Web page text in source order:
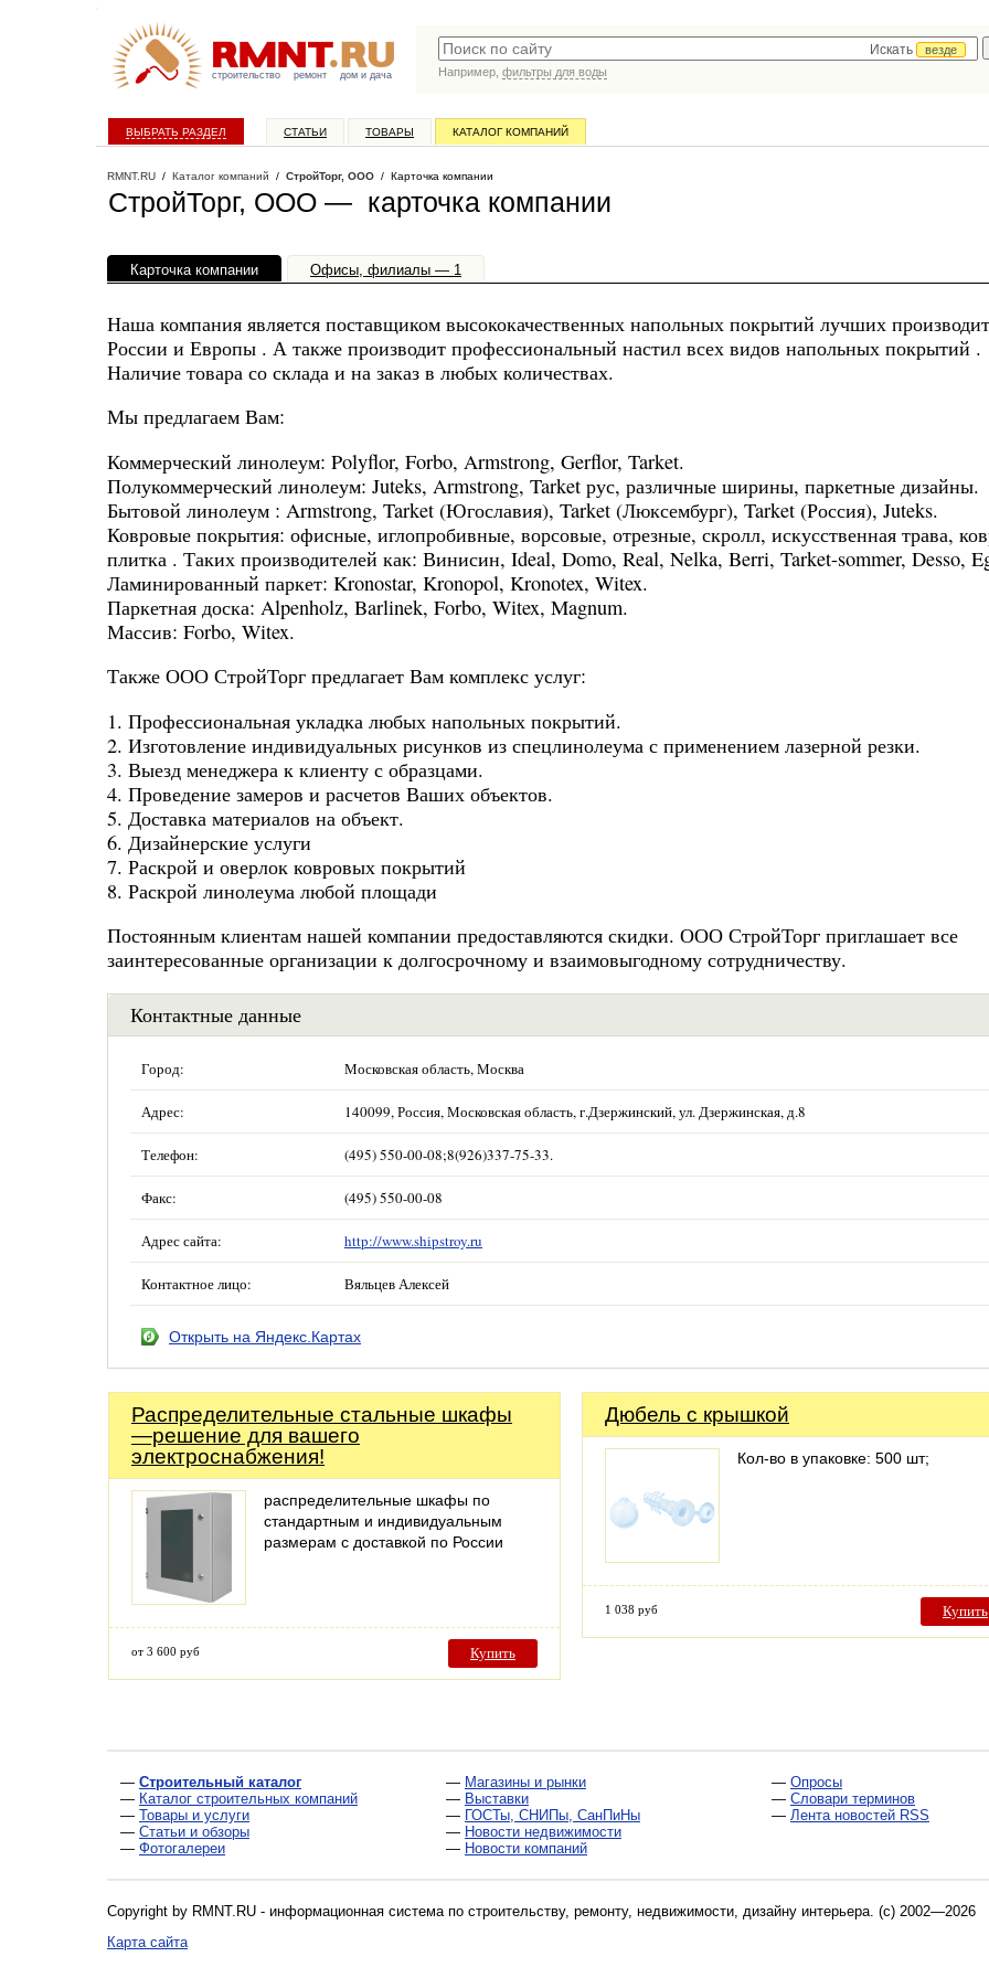
строительство ремонт дом и дача
Искать
везде
Например, фильтры для воды
ВЫБРАТЬ РАЗДЕЛ СТАТЬИ ТОВАРЫ КАТАЛОГ КОМПАНИЙ
RMNT.RU / Каталог компаний / СтройТорг, ООО / Карточка компании
СтройТорг, ООО — карточка компании
Карточка компании Офисы, филиалы — 1
Наша компания является поставщиком высококачественных напольных покрытий лучших
России и Европы . А также производит профессиональный настил всех видов напольных покрытий .
Наличие товара со склада и на заказ в любых количествах.
Мы предлагаем Вам:
Коммерческий линолеум: Polyflor, Forbo, Armstrong, Gerflor, Tarket.
Полукоммерческий линолеум: Juteks, Armstrong, Tarket рус, различные ширины, паркетные дизайны.
Бытовой линолеум : Armstrong, Tarket (Югославия), Tarket (Люксембург), Tarket (Россия), Juteks.
Ковровые покрытия: офисные, иглопробивные, ворсовые, отрезные, скролл, искусственная трава,
плитка . Таких производителей как: Винисин, Ideal, Domo, Real, Nelka, Berri, Tarket-sommer, Desso,
Ламинированный паркет: Kronostar, Kronopol, Kronotex, Witex.
Паркетная доска: Alpenholz, Barlinek, Forbo, Witex, Magnum.
Массив: Forbo, Witex.
Также ООО СтройТорг предлагает Вам комплекс услуг:
1. Профессиональная укладка любых напольных покрытий.
2. Изготовление индивидуальных рисунков из спецлинолеума с применением лазерной резки.
3. Выезд менеджера к клиенту с образцами.
4. Проведение замеров и расчетов Ваших объектов.
5. Доставка материалов на объект.
6. Дизайнерские услуги
7. Раскрой и оверлок ковровых покрытий
8. Раскрой линолеума любой площади
Постоянным клиентам нашей компании предоставляются скидки. ООО СтройТорг приглашает все
заинтересованные организации к долгосрочному и взаимовыгодному сотрудничеству.
Контактные данные
Город: Московская область, Москва
Адрес: 140099, Россия, Московская область, г.Дзержинский, ул. Дзержинская, д.8
Телефон: (495) 550-00-08;8(926)337-75-33.
Факс: (495) 550-00-08
Адрес сайта: http://www.shipstroy.ru
Контактное лицо: Вяльцев Алексей
Открыть на Яндекс.Картах
Распределительные стальные шкафы
—решение для вашего
электроснабжения!
распределительные шкафы по
стандартным и индивидуальным
размерам с доставкой по России
от 3 600 руб Купить
Дюбель с крышкой
Кол-во в упаковке: 500 шт;
1 038 руб Купить
— Строительный каталог
— Каталог строительных компаний
— Товары и услуги
— Статьи и обзоры
— Фотогалереи
— Магазины и рынки
— Выставки
— ГОСТы, СНИПы, СанПиНы
— Новости недвижимости
— Новости компаний
— Опросы
— Словари терминов
— Лента новостей RSS
Copyright by RMNT.RU - информационная система по строительству, ремонту, недвижимости, дизайну интерьера . (c) 2002—2026
Карта сайта